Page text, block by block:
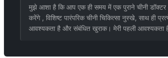
मुझे आशा है कि आप एक ही समय में एक पुराने चीनी
करेंगे , विशिष्ट पारंपरिक चीनी चिकित्सा नुस्खे, साथ ही
आवश्यकता है और संबंधित खुराक। मेरी पहली आवश्यकता है